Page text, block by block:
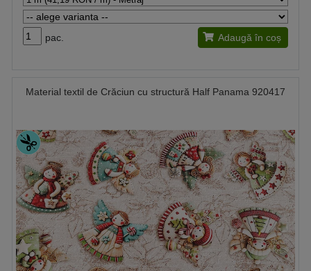
pac. Adaugă în coș
Material textil de Crăciun cu structură Half Panama 920417